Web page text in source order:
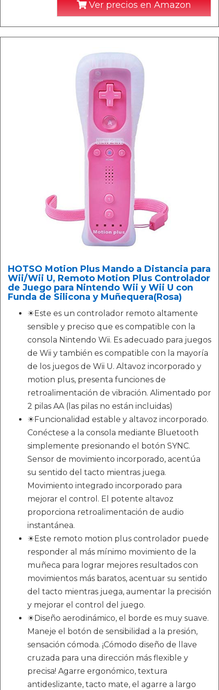
Ver precios en Amazon
HOTSO Motion Plus Mando a Distancia para
Wii/Wii U, Remoto Motion Plus Controlador
de Juego para Nintendo Wii y Wii U con
Funda de Silicona y Muñequera(Rosa)
☀Este es un controlador remoto altamente
sensible y preciso que es compatible con la
consola Nintendo Wii. Es adecuado para juegos
de Wii y también es compatible con la mayoría
de los juegos de Wii U. Altavoz incorporado y
motion plus, presenta funciones de
retroalimentación de vibración. Alimentado por
2 pilas AA (las pilas no están incluidas)
☀Funcionalidad estable y altavoz incorporado.
Conéctese a la consola mediante Bluetooth
simplemente presionando el botón SYNC.
Sensor de movimiento incorporado, acentúa
su sentido del tacto mientras juega.
Movimiento integrado incorporado para
mejorar el control. El potente altavoz
proporciona retroalimentación de audio
instantánea.
☀Este remoto motion plus controlador puede
responder al más mínimo movimiento de la
muñeca para lograr mejores resultados con
movimientos más baratos, acentuar su sentido
del tacto mientras juega, aumentar la precisión
y mejorar el control del juego.
☀Diseño aerodinámico, el borde es muy suave.
Maneje el botón de sensibilidad a la presión,
sensación cómoda. ¡Cómodo diseño de llave
cruzada para una dirección más flexible y
precisa! Agarre ergonómico, textura
antideslizante, tacto mate, el agarre a largo